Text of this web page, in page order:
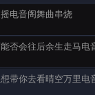
电音阁舞曲串烧
否会往后余生走马电
带你去看晴空万里电